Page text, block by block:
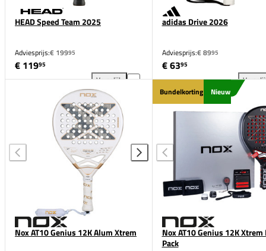
HEAD Speed Team 2025
Adviesprijs:€ 19995
€ 11995
Vergelijk
HEAD Speed Team 2025 toevoegen aan vergelijking
adidas Drive 2026
Adviesprijs:€ 8995
€ 6395
Nox AT10 Genius 12K Alum Xtrem
Bundelkorting Nieuw
Nox AT10 Genius 12K Xtrem
Pack